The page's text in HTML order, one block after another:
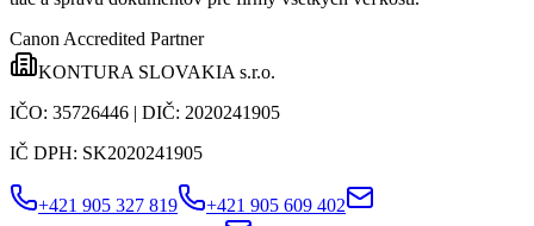
Canon Accredited Partner
KONTURA SLOVAKIA s.r.o.
IČO: 35726446 | DIČ: 2020241905
IČ DPH: SK2020241905
+421 905 327 819
+421 905 609 402